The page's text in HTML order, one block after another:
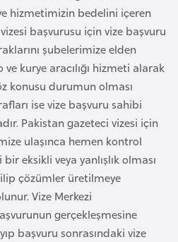
hizmetimizin bedelini içeren
başvurusu için vize başvuru
şubelerimize elden
kurye aracılığı hizmeti alarak
konusu durumun olması
ise vize başvuru sahibi
Pakistan gazeteci vizesi için
ulaşınca hemen kontrol
eksikli veya yanlışlık olması
çözümler üretilmeye
Vize Merkezi
gerçekleşmesine
başvuru sonrasındaki vize